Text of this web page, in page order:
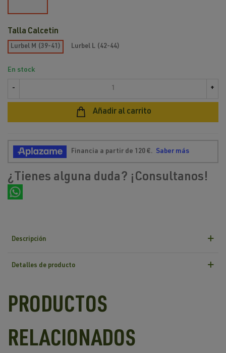
Talla Calcetin
Lurbel M (39-41) Lurbel L (42-44)
En stock
- +
Añadir al carrito
¿Tienes alguna duda? ¡Consultanos!
Descripción
Detalles de producto
PRODUCTOS
RELACIONADOS